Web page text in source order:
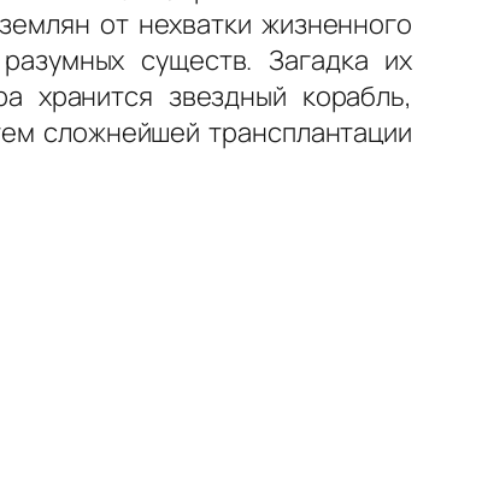
от нехватки жизненного
существ. Загадка их
хранится звездный корабль,
сложнейшей трансплантации